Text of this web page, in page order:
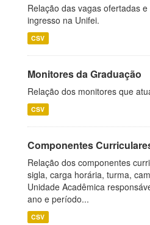
Relação das vagas ofertadas
ingresso na Unifei.
CSV
Monitores da Graduação
Relação dos monitores que
CSV
Componentes
Relação dos componentes
sigla, carga horária, turma,
Unidade Acadêmica
ano e período...
CSV